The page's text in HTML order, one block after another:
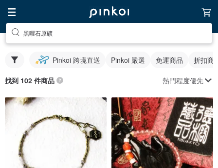
黑曜石原礦
Pinkoi 跨境直送 Pinkoi 嚴選 免運商品 折扣商
找到 102 件商品 熱門程度優先